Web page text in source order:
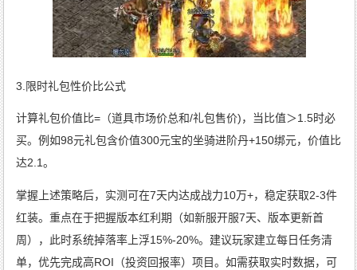
3.限时礼包性价比公式
计算礼包价值比=（道具市场价总和/礼包售价)，当比值＞1.5时必
买。例如98元礼包含价值300元宝的坐骑进阶丹+150绑元，价值比
达2.1。
掌握上述策略后，实测可在7天内达成战力10万+，稳定获取2-3件
红装。重点在于把握版本红利期（如新服开服7天、版本更新首
周），此时系统掉落率上浮15%-20%。建议玩家建立每日任务清
单，优先完成高ROI（投资回报率）项目。如需获取实时数据，可